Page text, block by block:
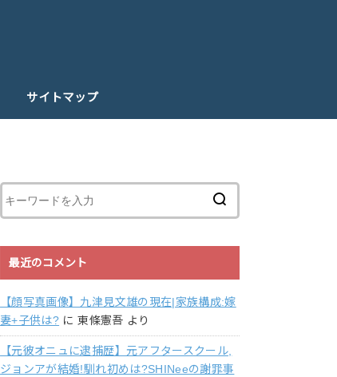
サイトマップ
最近のコメント
【顔写真画像】九津見文雄の現在|家族構成:嫁
妻+子供は? に東條憲吾 より
【元彼オニュに逮捕歴】元アフタースクール,
ジョンアが結婚!馴れ初めは?SHINeeの謝罪事